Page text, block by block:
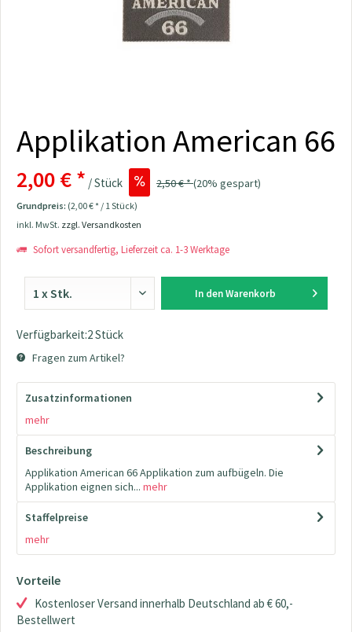
Applikation American 66
2,00 € * / Stück 2,50 € *(20% gespart)
Grundpreis: (2,00 € * / 1 Stück)
inkl. MwSt. zzgl. Versandkosten
Sofort versandfertig, Lieferzeit ca. 1-3 Werktage
In den Warenkorb
Verfügbarkeit:2 Stück
Fragen zum Artikel?
Zusatzinformationen
mehr
Beschreibung
Applikation American 66 Applikation zum aufbügeln. Die
Applikation eignen sich... mehr
Staffelpreise
mehr
Vorteile
Kostenloser Versand innerhalb Deutschland ab € 60,-
Bestellwert